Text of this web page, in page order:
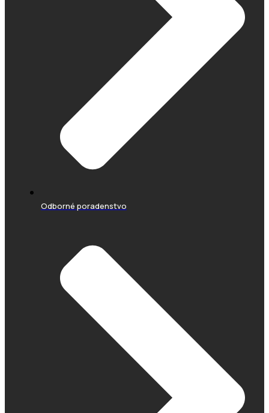
Odborné poradenstvo